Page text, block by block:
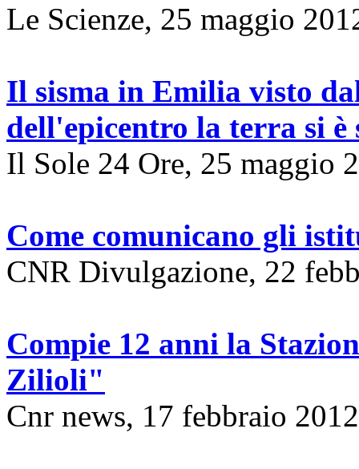
Le Scienze, 25 maggio
Il sisma in Emilia visto
dell'epicentro la terra si
Il Sole 24 Ore, 25 maggio
Come comunicano gli
CNR Divulgazione, 22
Compie 12 anni la
Zilioli"
Cnr news, 17 febbraio 2012